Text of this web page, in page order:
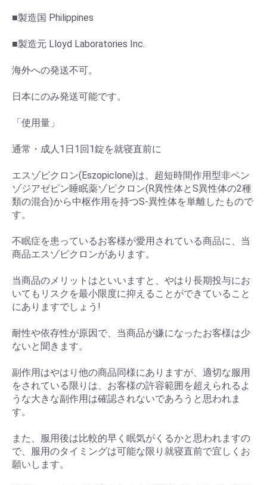
■製造国 Philippines
■製造元 Lloyd Laboratories Inc.
海外への発送不可。
日本にのみ発送可能です。
「使用量」
通常・成人1日1回1錠を就寝直前に
エスゾピクロン(Eszopiclone)は、超短時間作用型非ベン
ゾジアゼピン睡眠薬ゾピクロン(R異性体とS異性体の2種
類の混合)から中枢作用を持つS-異性体を単離したもので
す。
不眠症を患っているお客様が愛用されている商品に、当
商品エスゾピクロンがあります。
当商品のメリットはといいますと、やはり長期投与にお
いてもリスクを最小限度に抑えることができていること
にありますでしょう!
耐性や依存性が原因で、当商品が嫌になったお客様は少
ないと聞きます。
副作用はやはり他の商品同様にありますが、適切な服用
をされている限りは、お客様の許容範囲を超えられるよ
うな大きな副作用は確認されないであろうと思われま
す。
また、服用後は比較的早く眠気がくるかと思われますの
で、服用のタイミングは可能な限り就寝直前で宜しくお
願いします。